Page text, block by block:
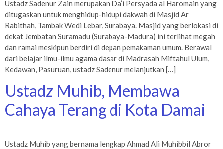
Ustadz Sadenur Zain merupakan Da’i Persyada al Haromain yang
ditugaskan untuk menghidup-hidupi dakwah di Masjid Ar
Rabithah, Tambak Wedi Lebar, Surabaya. Masjid yang berlokasi di
dekat Jembatan Suramadu (Surabaya-Madura) ini terlihat megah
dan ramai meskipun berdiri di depan pemakaman umum. Berawal
dari belajar ilmu-ilmu agama dasar di Madrasah Miftahul Ulum,
Kedawan, Pasuruan, ustadz Sadenur melanjutkan […]
Ustadz Muhib, Membawa
Cahaya Terang di Kota Damai
Ustadz Muhib yang bernama lengkap Ahmad Ali Muhibbil Abror